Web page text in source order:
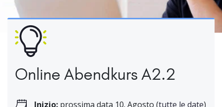
Online Abendkurs A2.2
Inizio: prossima data 10. Agosto (tutte le date)